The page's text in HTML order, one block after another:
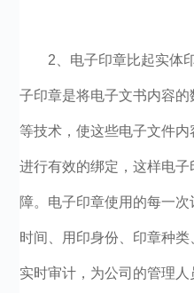
2、电子印章比起实体
子印章是将电子文书内容
等技术，使这些电子文件
进行有效的绑定，这样电
障。电子印章使用的每一
时间、用印身份、印章种
实时审计，为公司的管理